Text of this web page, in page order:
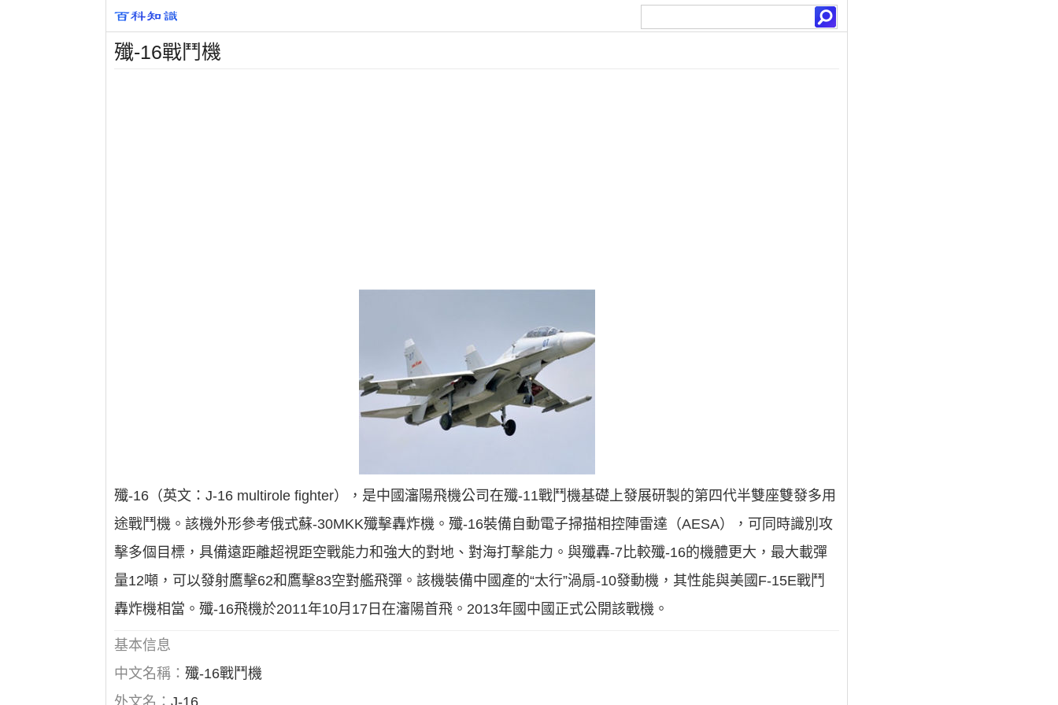
殲-16戰鬥機
殲-16（英文：J-16 multirole fighter），是中國瀋陽飛機公司在殲-11戰鬥機基礎上發展研製的第四代半雙座雙發多用
途戰鬥機。該機外形參考俄式蘇-30MKK殲擊轟炸機。殲-16裝備自動電子掃描相控陣雷達（AESA），可同時識別攻
擊多個目標，具備遠距離超視距空戰能力和強大的對地、對海打擊能力。與殲轟-7比較殲-16的機體更大，最大載彈
量12噸，可以發射鷹擊62和鷹擊83空對艦飛彈。該機裝備中國產的“太行”渦扇-10發動機，其性能與美國F-15E戰鬥
轟炸機相當。殲-16飛機於2011年10月17日在瀋陽首飛。2013年國中國正式公開該戰機。
基本信息
中文名稱：殲-16戰鬥機
外文名：J-16